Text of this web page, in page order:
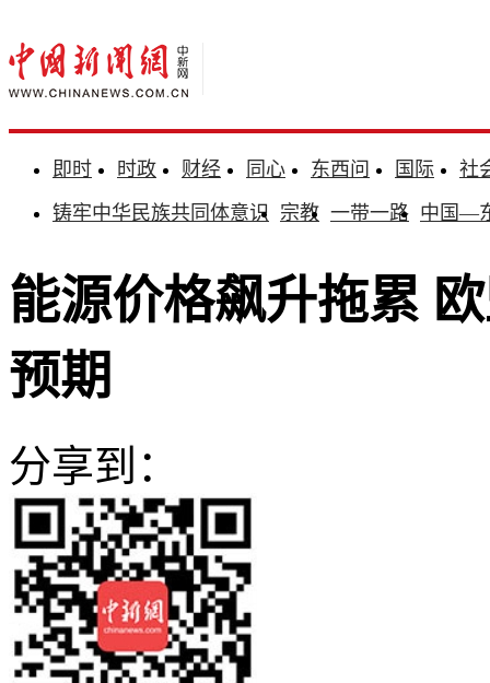
即时 时政 财经 同心 东西问 国际
社
铸牢中华民族共同体意识 宗教 一带一路 中国—
能源价格飙升拖累
预期
分享到：